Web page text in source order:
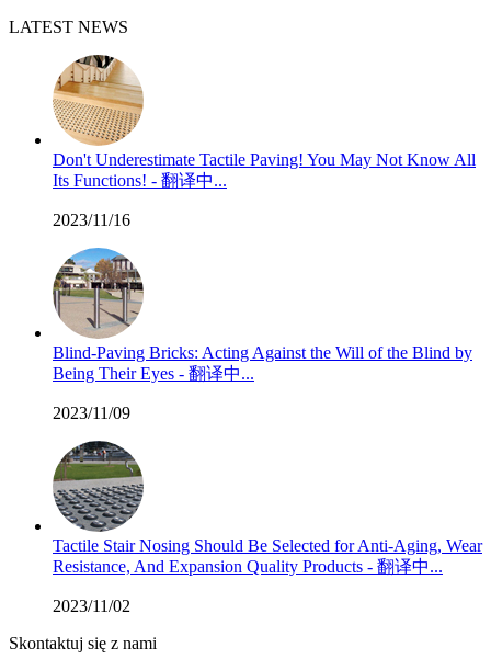
LATEST NEWS
Don't Underestimate Tactile Paving! You May Not Know All
Its Functions! - 翻译中...
2023/11/16
Blind-Paving Bricks: Acting Against the Will of the Blind by
Being Their Eyes - 翻译中...
2023/11/09
Tactile Stair Nosing Should Be Selected for Anti-Aging, Wear
Resistance, And Expansion Quality Products - 翻译中...
2023/11/02
Skontaktuj się z nami